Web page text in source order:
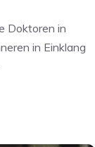
Doktoren in
in Einklang